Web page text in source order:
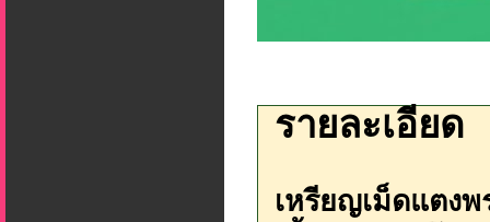
รายละเอียด
เหรียญเม็ดแตง